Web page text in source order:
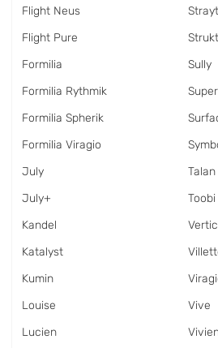
Flight Neus
Flight Pure
Formilia
Formilia Rythmik
Formilia Spherik
Formilia Viragio
July
July+
Kandel
Katalyst
Kumin
Louise
Lucien
Strayt
Sully
Talan
Toobi
Vive